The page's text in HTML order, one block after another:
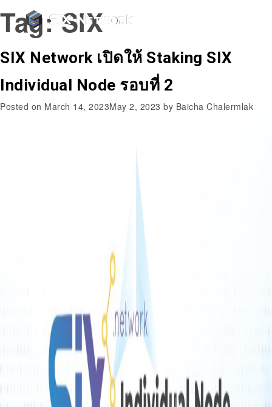
Tag:SIX
SIX Network เปิดให้ Staking SIX
Individual Node รอบที่ 2
Posted on March 14, 2023May 2, 2023 by Baicha Chalermlak